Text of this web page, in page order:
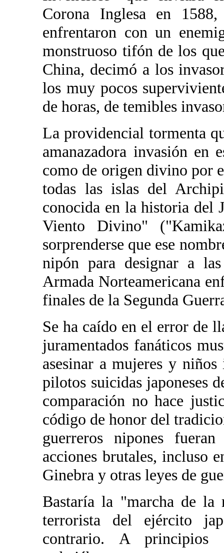
Corona Inglesa en
enfrentaron con un
monstruoso tifón de los
China, decimó a los
los muy pocos
de horas, de temibles
La providencial tormenta
amanazadora invasión en
como de origen divino por
todas las islas del
conocida en la historia del
Viento Divino"
sorprenderse que ese
nipón para designar a
Armada Norteamericana
finales de la Segunda
Se ha caído en el error de
juramentados fanáticos
asesinar a mujeres y
pilotos suicidas japoneses
comparación no hace
código de honor del
guerreros nipones
acciones brutales, incluso
Ginebra y otras leyes de
Bastaría la "marcha de la
terrorista del ejército
contrario. A principios